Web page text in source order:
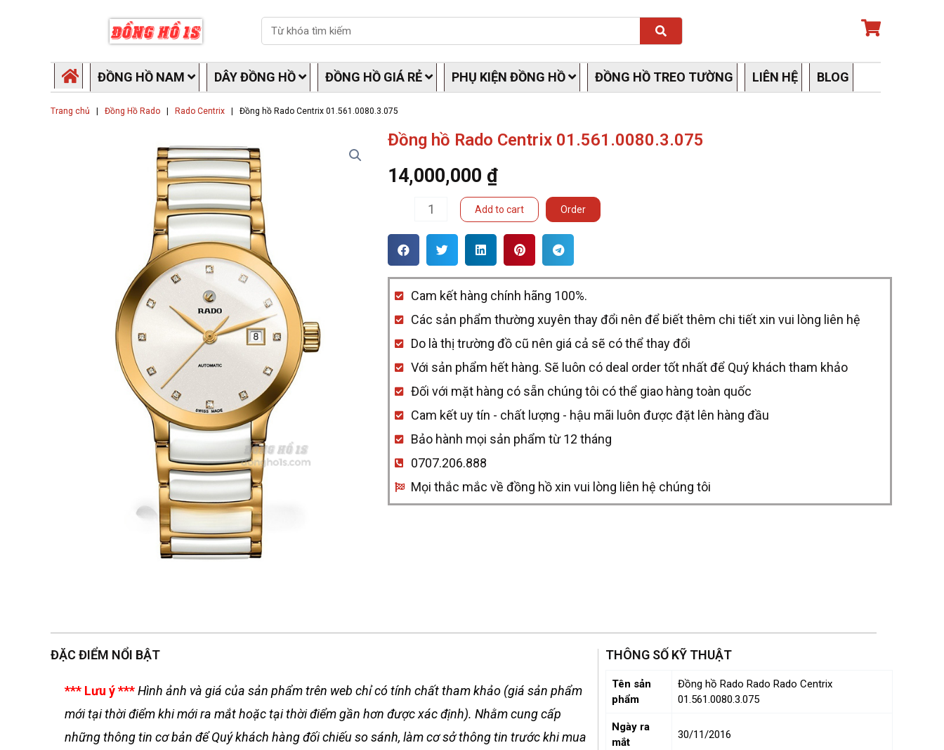
Search Search
ĐỒNG HỒ NAM DÂY ĐỒNG HỒ ĐỒNG HỒ GIÁ RẺ PHỤ KIỆN ĐỒNG HỒ ĐỒNG HỒ TREO TƯỜNG LIÊN HỆ BLOG
Trang chủ Đồng Hồ Rado Rado Centrix Đồng hồ Rado Centrix 01.561.0080.3.075
Đồng hồ Rado Centrix 01.561.0080.3.075
14,000,000 ₫
hồ
Rado
Centrix
01.561.0080.3.075
quantity
Add to cart Order
Cam kết hàng chính hãng 100%.
Các sản phẩm thường xuyên thay đổi nên để biết thêm chi tiết xin vui lòng liên hệ
Do là thị trường đồ cũ nên giá cả sẽ có thể thay đổi
Với sản phẩm hết hàng. Sẽ luôn có deal order tốt nhất để Quý khách tham khảo
Đối với mặt hàng có sẵn chúng tôi có thể giao hàng toàn quốc
Cam kết uy tín - chất lượng - hậu mãi luôn được đặt lên hàng đầu
Bảo hành mọi sản phẩm từ 12 tháng
0707.206.888
Mọi thắc mắc về đồng hồ xin vui lòng liên hệ chúng tôi
ĐẶC ĐIỂM NỔI BẬT
*** Lưu ý ***Hình ảnh và giá của sản phẩm trên web chỉ có tính chất tham khảo (giá sản phẩm
mới tại thời điểm khi mới ra mắt hoặc tại thời điểm gần hơn được xác định). Nhằm cung cấp
những thông tin cơ bản để Quý khách hàng đối chiếu so sánh, làm cơ sở thông tin trước khi mua
THÔNG SỐ KỸ THUẬT
Tên sản
phẩm
Đồng hồ Rado Rado Rado Centrix
01.561.0080.3.075
Ngày ra
mắt
30/11/2016